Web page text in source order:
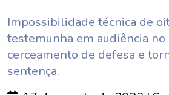
Impossibilidade técnica de
testemunha em audiência no
cerceamento de defesa e
sentença.